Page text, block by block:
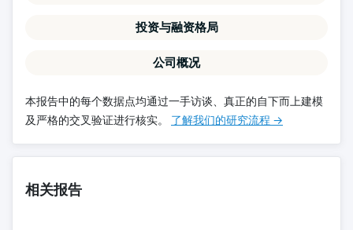
投资与融资格局
公司概况
本报告中的每个数据点均通过一手访谈、真正的自下而上建模
及严格的交叉验证进行核实。 了解我们的研究流程 →
相关报告